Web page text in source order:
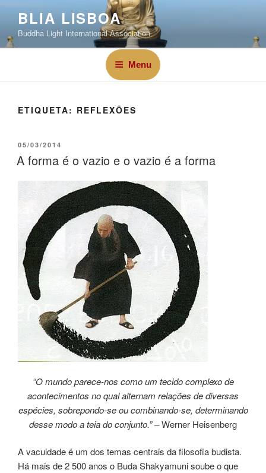
BLIA LISBOA
Buddha Light International Association
Menu
ETIQUETA: REFLEXÕES
05/03/2014
A forma é o vazio e o vazio é a forma
“O mundo parece-nos como um tecido complexo de
acontecimentos no qual alternam relações de diversas
espécies, sobrepondo-se ou combinando-se, determinando
desse modo a teia do conjunto.” –Werner Heisenberg
A vacuidade é um dos temas centrais da filosofia budista.
Há mais de 2 500 anos o Buda Shakyamuni soube o que